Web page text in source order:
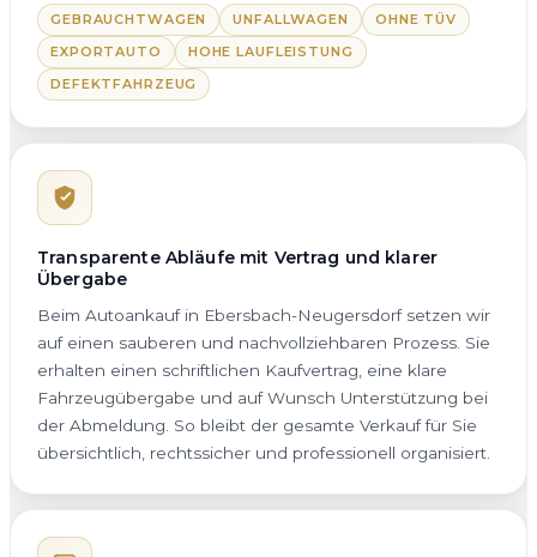
GEBRAUCHTWAGEN UNFALLWAGEN
OHNE TÜV
EXPORTAUTO
HOHE LAUFLEISTUNG
DEFEKTFAHRZEUG
Transparente Abläufe mit Vertrag und klarer
Übergabe
Beim Autoankauf in Ebersbach-Neugersdorf setzen wir
auf einen sauberen und nachvollziehbaren Prozess. Sie
erhalten einen schriftlichen Kaufvertrag, eine klare
Fahrzeugübergabe und auf Wunsch Unterstützung bei
der Abmeldung. So bleibt der gesamte Verkauf für Sie
übersichtlich, rechtssicher und professionell organisiert.